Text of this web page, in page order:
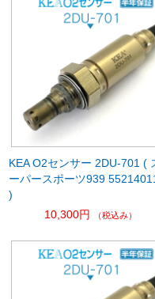
KEA O2センサー 2DU-701 (
ーパースポーツ939
)
10,300円
（税込み）